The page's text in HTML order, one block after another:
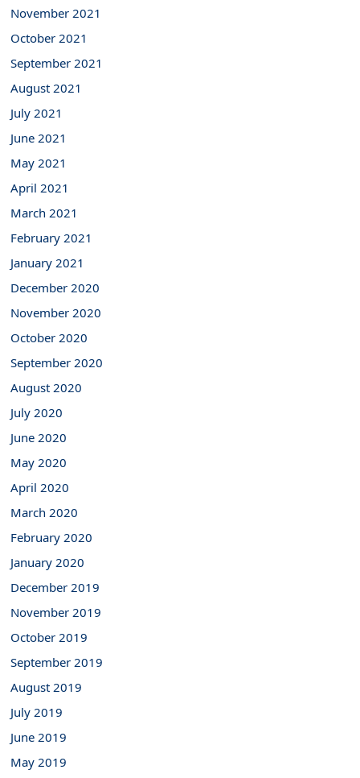
November 2021
October 2021
September 2021
August 2021
July 2021
June 2021
May 2021
April 2021
March 2021
February 2021
January 2021
December 2020
November 2020
October 2020
September 2020
August 2020
July 2020
June 2020
May 2020
April 2020
March 2020
February 2020
January 2020
December 2019
November 2019
October 2019
September 2019
August 2019
July 2019
June 2019
May 2019